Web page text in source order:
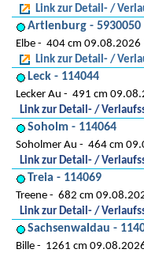
Link zur Detail- /
Artlenburg - 5930050
Elbe
404 cm 09.08.2026
Link zur Detail- /
Leck - 114044
Lecker Au
491 cm
Link zur Detail- /
Soholm - 114064
Soholmer Au
464 cm
Link zur Detail- /
Treia - 114069
Treene
682 cm
Link zur Detail- /
Sachsenwaldau -
Bille
1261 cm